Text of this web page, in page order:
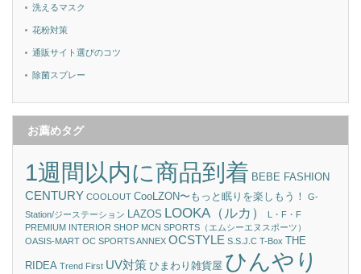
洗えるマスク
花粉対策
通販サイト選びのコツ
除菌スプレー
お薦めタグ
1週間以内に商品到着 BEBE FASHION
CENTURY COOLOUT CooLZON〜もっと眠りを楽しもう！
G-
Station/ジーステーション LAZOS LOOKA（ルカ）
L・F・F
PREMIUM INTERIOR SHOP MCN SPORTS（エムシーエヌスポーツ）
OASIS-MART OC SPORTS ANNEX OCSTYLE S.S.J.C T-Box THE
RIDEA Trend First UV対策 ひまわり雑貨屋 ひんやり